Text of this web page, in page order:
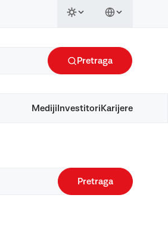
Pretraga
Mediji Investitori Karijere
Pretraga